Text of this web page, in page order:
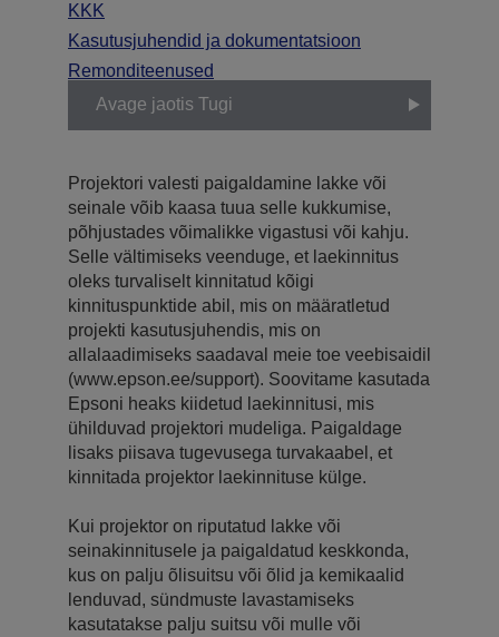
KKK
Kasutusjuhendid ja dokumentatsioon
Remonditeenused
Avage jaotis Tugi
Projektori valesti paigaldamine lakke või
seinale võib kaasa tuua selle kukkumise,
põhjustades võimalikke vigastusi või kahju.
Selle vältimiseks veenduge, et laekinnitus
oleks turvaliselt kinnitatud kõigi
kinnituspunktide abil, mis on määratletud
projekti kasutusjuhendis, mis on
allalaadimiseks saadaval meie toe veebisaidil
(www.epson.ee/support). Soovitame kasutada
Epsoni heaks kiidetud laekinnitusi, mis
ühilduvad projektori mudeliga. Paigaldage
lisaks piisava tugevusega turvakaabel, et
kinnitada projektor laekinnituse külge.
Kui projektor on riputatud lakke või
seinakinnitusele ja paigaldatud keskkonda,
kus on palju õlisuitsu või õlid ja kemikaalid
lenduvad, sündmuste lavastamiseks
kasutatakse palju suitsu või mulle või